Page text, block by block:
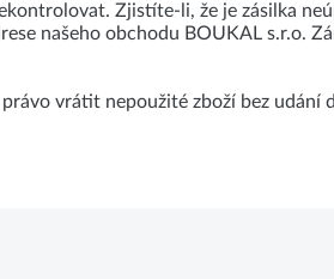
Zjistíte-li, že je zásilka
našeho obchodu BOUKAL s.r.o.
právo vrátit nepoužité zboží bez